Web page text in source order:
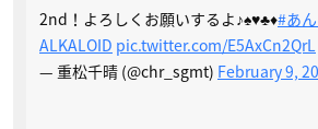
2nd！よろしくお願いするよ♪♠️♥️♣️♦️#あ
ALKALOID pic.twitter.com/E5AxCn2QrL
— 重松千晴 (@chr_sgmt) February 9,